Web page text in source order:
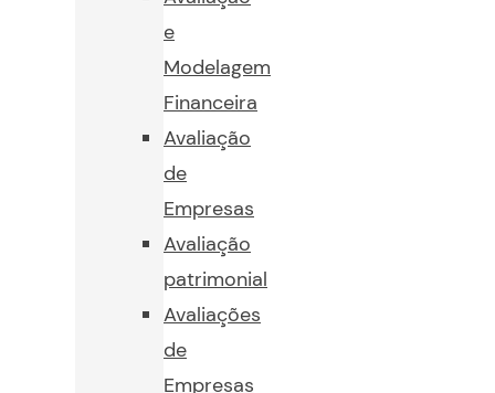
e
Modelagem
Financeira
Avaliação
de
Empresas
Avaliação
patrimonial
Avaliações
de
Empresas